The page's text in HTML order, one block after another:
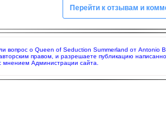
Перейти к отзывам и
вопрос о Queen of Seduction Summerland от
правом, и разрешаете публикацию
мнением Администрации сайта.